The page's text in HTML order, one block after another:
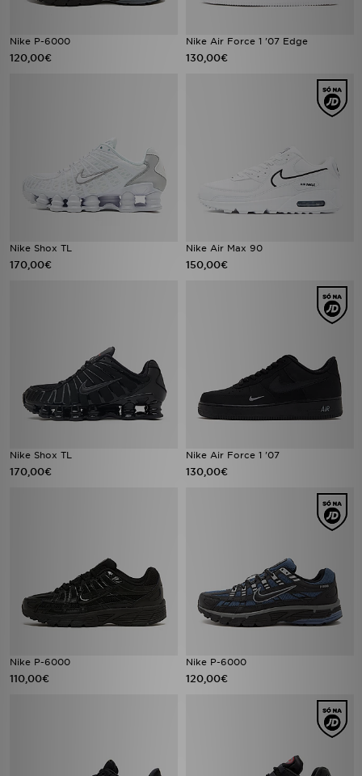
Nike P-6000
120,00€
Nike Air Force 1 '07 Edge
130,00€
Nike Shox TL
170,00€
Nike Air Max 90
150,00€
Nike Shox TL
170,00€
Nike Air Force 1 '07
130,00€
Nike P-6000
110,00€
Nike P-6000
120,00€